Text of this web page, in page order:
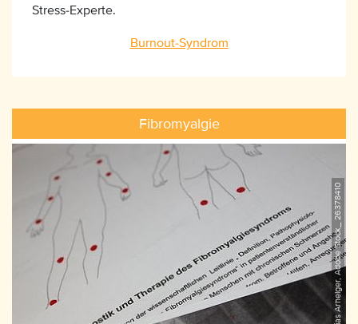
Stress-Experte.
Burnout-Syndrom
Fibromyalgie
©Tobias Arhelger, Adobe Stock_ 26378410